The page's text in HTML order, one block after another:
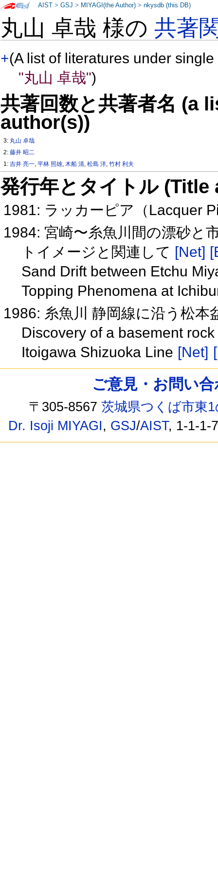
丸山 卓哉 様の共著
+(A list of literatures under
"丸山 卓哉")
共著回数と共著者名 (a
author(s))
3: 丸山 卓哉
2:藤井 昭二
1:吉井 亮一,平林 照雄,木船 清,松島 洋,竹村 利夫
発行年とタイトル
1981: ラッカーピア（Lacquer
1984: 宮崎〜糸魚川間の漂砂と
トイメージと関連して [Net]
Sand Drift between Etchu
Topping Phenomena at
1986: 糸魚川 静岡線に沿う松
Discovery of a basement
Itoigawa Shizuoka Line [Net]
AIST >GSJ > MIYAGI(the Author) >nkysdb (this DB)
ご意見・お問い
〒305-8567茨城県つくば市東
Dr. Isoji MIYAGI, GSJ/AIST, 1-1-1-